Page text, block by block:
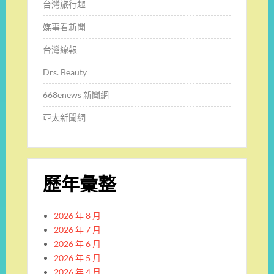
台灣旅行趣
媒事看新聞
台灣線報
Drs. Beauty
668enews 新聞網
亞太新聞網
歷年彙整
2026 年 8 月
2026 年 7 月
2026 年 6 月
2026 年 5 月
2026 年 4 月